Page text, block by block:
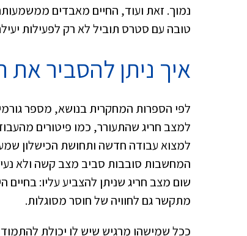
נמוך. זאת ועוד, החיים מאבדים
טובה עם סטרס תוביל לא רק לפעילות
איך ניתן להסביר
לפי הספרות המחקרית בנושא, מספר
למצב חריג שהתעורר, כמו פיטורים
למצוא עבודה חדשה ותחושת הכישלון
המחשבות סובבות סביב מצב קשה ולא
שום מצב חריג שניתן להצביע עליו:
מתקשר גם לחוויה של חוסר מסוגלות.
ככל שמישהו מרגיש שיש לו יכולת